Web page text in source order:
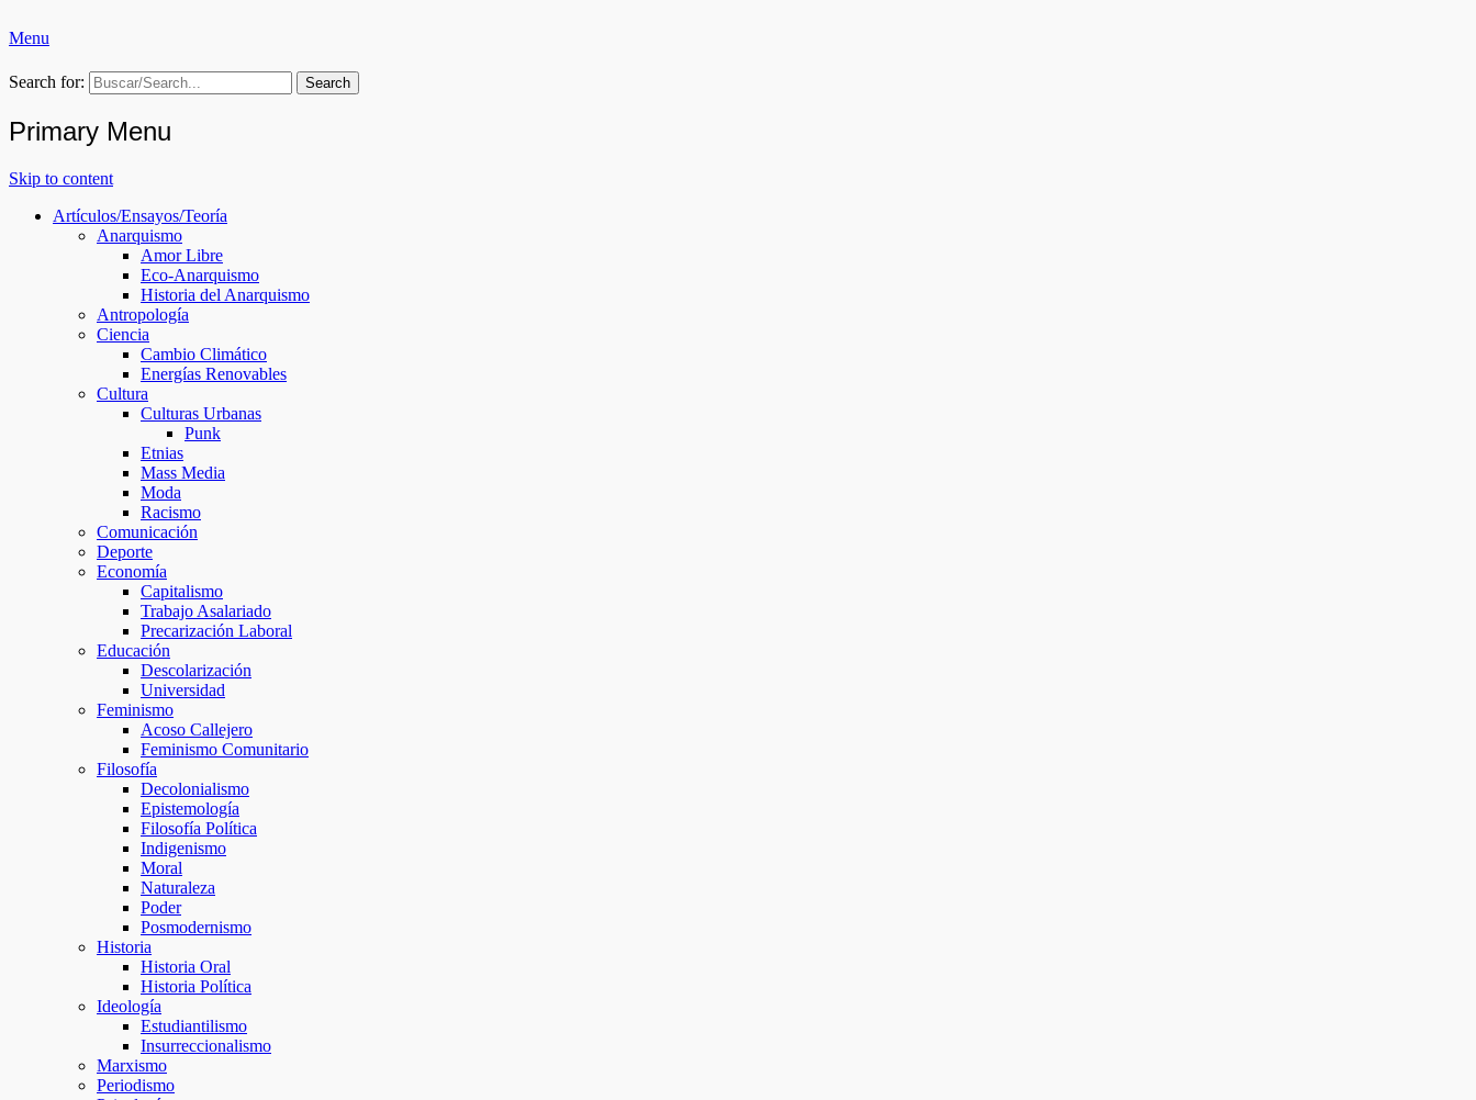
Menu
Ruptura Colectiva (RC)
Search for:
Primary Menu
Skip to content
Artículos/Ensayos/Teoría
Anarquismo
Amor Libre
Eco-Anarquismo
Historia del Anarquismo
Antropología
Ciencia
Cambio Climático
Energías Renovables
Cultura
Culturas Urbanas
Punk
Etnias
Mass Media
Moda
Racismo
Comunicación
Deporte
Economía
Capitalismo
Trabajo Asalariado
Precarización Laboral
Educación
Descolarización
Universidad
Feminismo
Acoso Callejero
Feminismo Comunitario
Filosofía
Decolonialismo
Epistemología
Filosofía Política
Indigenismo
Moral
Naturaleza
Poder
Posmodernismo
Historia
Historia Oral
Historia Política
Ideología
Estudiantilismo
Insurreccionalismo
Marxismo
Periodismo